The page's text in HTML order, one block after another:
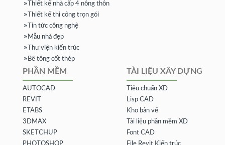
Thiết kế nhà cấp 4 nông thôn
Thiết kế thi công trọn gói
Tin tức công nghệ
Mẫu nhà đẹp
Thư viện kiến trúc
Bê tông cốt thép
PHẦN MỀM
AUTOCAD
REVIT
ETABS
3DMAX
SKETCHUP
TÀI LIỆU XÂY DỰNG
Tiêu chuẩn XD
Lisp CAD
Kho bản vẽ
Tài liệu phần mềm XD
Font CAD